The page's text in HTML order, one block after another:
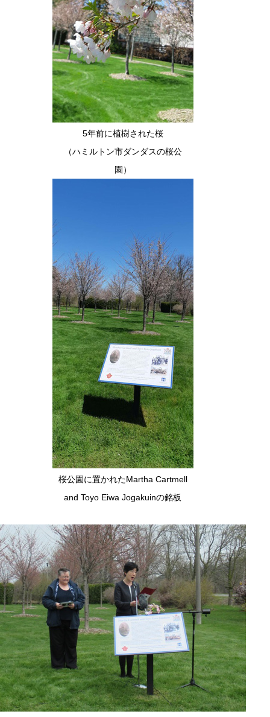
5年前に植樹された桜
（ハミルトン市ダンダスの桜公
園）
桜公園に置かれたMartha Cartmell
and Toyo Eiwa Jogakuinの銘板